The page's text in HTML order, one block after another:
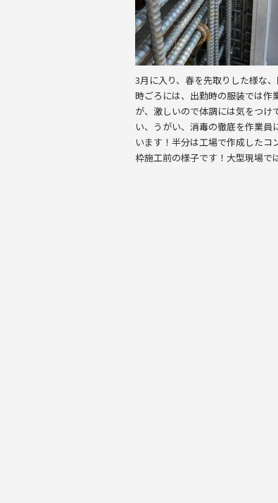
3月に入り、春を先取りした様な
時ごろには、出勤時の服装では
が、激しいので体調には気をつけ
い、うがい、消毒の徹底を作業員
います！半分は工場で作成した
枠施工前の様子です！大型現場で